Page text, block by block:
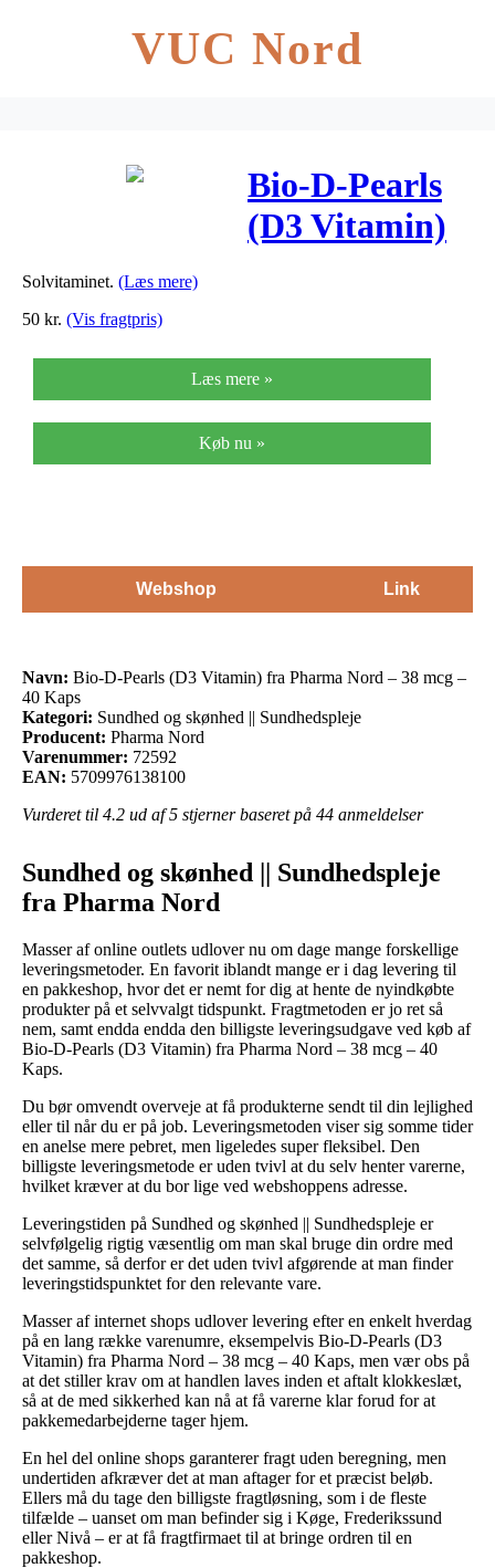
VUC Nord
Bio-D-Pearls
(D3 Vitamin)
– 40 Kaps
Solvitaminet. (Læs mere)
50 kr. (Vis fragtpris)
Læs mere »
Køb nu »
Webshop Link
Navn: Bio-D-Pearls (D3 Vitamin) fra Pharma Nord – 38 mcg –
40 Kaps
Kategori: Sundhed og skønhed || Sundhedspleje
Producent: Pharma Nord
Varenummer: 72592
EAN: 5709976138100
Vurderet til 4.2 ud af 5 stjerner baseret på 44 anmeldelser
Sundhed og skønhed || Sundhedspleje
fra Pharma Nord
Masser af online outlets udlover nu om dage mange forskellige
leveringsmetoder. En favorit iblandt mange er i dag levering til
en pakkeshop, hvor det er nemt for dig at hente de nyindkøbte
produkter på et selvvalgt tidspunkt. Fragtmetoden er jo ret så
nem, samt endda endda den billigste leveringsudgave ved køb af
Bio-D-Pearls (D3 Vitamin) fra Pharma Nord – 38 mcg – 40
Kaps.
Du bør omvendt overveje at få produkterne sendt til din lejlighed
eller til når du er på job. Leveringsmetoden viser sig somme tider
en anelse mere pebret, men ligeledes super fleksibel. Den
billigste leveringsmetode er uden tvivl at du selv henter varerne,
hvilket kræver at du bor lige ved webshoppens adresse.
Leveringstiden på Sundhed og skønhed || Sundhedspleje er
selvfølgelig rigtig væsentlig om man skal bruge din ordre med
det samme, så derfor er det uden tvivl afgørende at man finder
leveringstidspunktet for den relevante vare.
Masser af internet shops udlover levering efter en enkelt hverdag
på en lang række varenumre, eksempelvis Bio-D-Pearls (D3
Vitamin) fra Pharma Nord – 38 mcg – 40 Kaps, men vær obs på
at det stiller krav om at handlen laves inden et aftalt klokkeslæt,
så at de med sikkerhed kan nå at få varerne klar forud for at
pakkemedarbejderne tager hjem.
En hel del online shops garanterer fragt uden beregning, men
undertiden afkræver det at man aftager for et præcist beløb.
Ellers må du tage den billigste fragtløsning, som i de fleste
tilfælde – uanset om man befinder sig i Køge, Frederikssund
eller Nivå – er at få fragtfirmaet til at bringe ordren til en
pakkeshop.